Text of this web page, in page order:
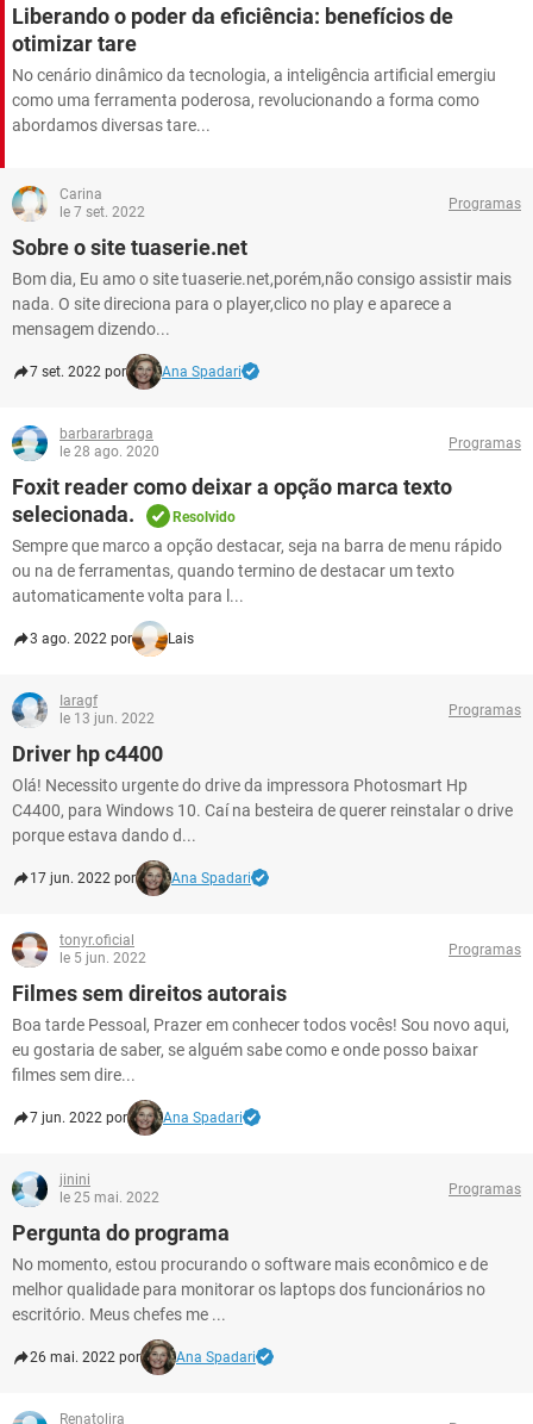
GUIA DE COMPRAS
Liberando o poder da eficiência: benefícios de
otimizar tare
No cenário dinâmico da tecnologia, a inteligência artificial emergiu
como uma ferramenta poderosa, revolucionando a forma como
abordamos diversas tare...
Carina
le 7 set. 2022
Programas
Sobre o site tuaserie.net
Bom dia, Eu amo o site tuaserie.net,porém,não consigo assistir mais
nada. O site direciona para o player,clico no play e aparece a
mensagem dizendo...
7 set. 2022 por Ana Spadari
barbararbraga
le 28 ago. 2020
Programas
Foxit reader como deixar a opção marca texto
selecionada.
Resolvido
Sempre que marco a opção destacar, seja na barra de menu rápido
ou na de ferramentas, quando termino de destacar um texto
automaticamente volta para l...
3 ago. 2022 por Lais
Iaragf
le 13 jun. 2022
Programas
Driver hp c4400
Olá! Necessito urgente do drive da impressora Photosmart Hp
C4400, para Windows 10. Caí na besteira de querer reinstalar o drive
porque estava dando d...
17 jun. 2022 por Ana Spadari
tonyr.oficial
le 5 jun. 2022
Programas
Filmes sem direitos autorais
Boa tarde Pessoal, Prazer em conhecer todos vocês! Sou novo aqui,
eu gostaria de saber, se alguém sabe como e onde posso baixar
filmes sem dire...
7 jun. 2022 por Ana Spadari
jinini
le 25 mai. 2022
Programas
Pergunta do programa
No momento, estou procurando o software mais econômico e de
melhor qualidade para monitorar os laptops dos funcionários no
escritório. Meus chefes me ...
26 mai. 2022 por Ana Spadari
Renatolira